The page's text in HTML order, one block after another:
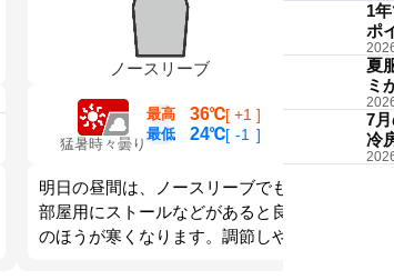
ノースリーブ
猛暑時々曇り
最高 36℃[ +1 ]
最低 24℃[ -1 ]
午前
40%
明日の昼間は、ノースリーブでも過ごせる暑さ
部屋用にストールなどがあると良いかもしれま
のほうが寒くなります。調節しやすい服装を選
1
ポ
夏
ミ
7
冷